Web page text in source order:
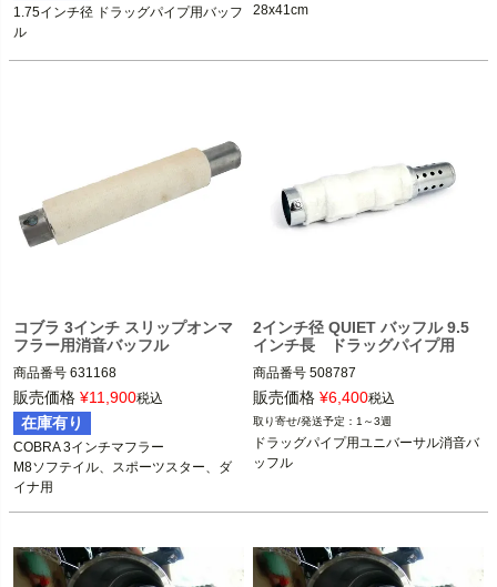
1.75インチ径 ドラッグパイプ用バッフ
ル
28x41cm
コブラ 3インチ スリップオンマ
フラー用消音バッフル
商品番号 631168
メーカー：9026
MCS型番:915586
D型番:1861-0578
COBRA（コブラ）
販売価格 ¥11,900税込
在庫有り
COBRA 3インチマフラー
M8ソフテイル、スポーツスター、ダ
2インチ径 QUIET バッフル 9.5
インチ長 ドラッグパイプ用
商品番号 508787
PAUGHCO(パウコ)
販売価格 ¥6,400税込
1～3週
ドラッグパイプ用ユニバーサル消音バ
ッフル